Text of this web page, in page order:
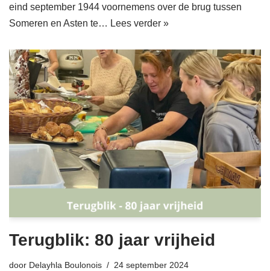
eind september 1944 voornemens over de brug tussen
Someren en Asten te… Lees verder »
Terugblik: 80 jaar vrijheid
door Delayhla Boulonois 24 september 2024